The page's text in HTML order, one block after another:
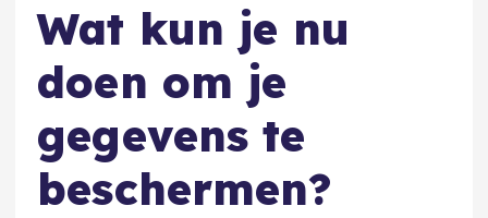
Wat kun je nu
doen om je
gegevens te
beschermen?